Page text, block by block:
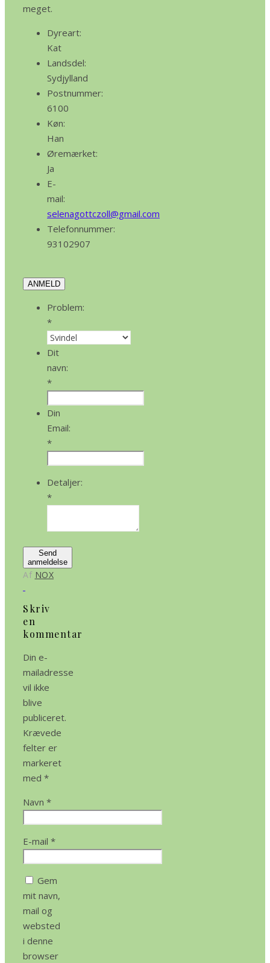
meget.
Dyreart:
Kat
Landsdel:
Sydjylland
Postnummer:
6100
Køn:
Han
Øremærket:
Ja
E-
mail:
selenagottczoll@gmail.com
Telefonnummer:
93102907
ANMELD
Problem:
*
Dit
navn:
*
Din
Email:
*
Detaljer:
*
Send
anmeldelse
Af NOX
Skriv
en
kommentar
Din e-
mailadresse
vil ikke
blive
publiceret.
Krævede
felter er
markeret
med *
Navn *
E-mail *
Gem
mit navn,
mail og
websted
i denne
browser